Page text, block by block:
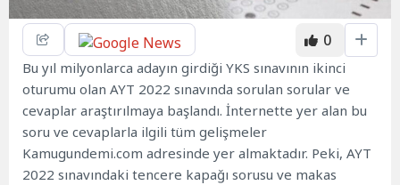
0
Bu yıl milyonlarca adayın girdiği YKS sınavının ikinci
oturumu olan AYT 2022 sınavında sorulan sorular ve
cevaplar araştırılmaya başlandı. İnternette yer alan bu
soru ve cevaplarla ilgili tüm gelişmeler
Kamugundemi.com adresinde yer almaktadır. Peki, AYT
2022 sınavındaki tencere kapağı sorusu ve makas